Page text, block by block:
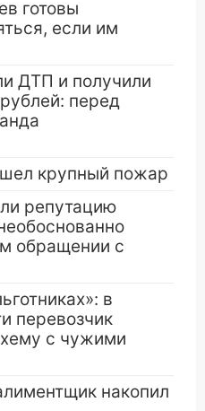
готовы
если им
ДТП и получили
перед
крупный пожар
репутацию
обращении с
в
перевозчик
с чужими
накопил